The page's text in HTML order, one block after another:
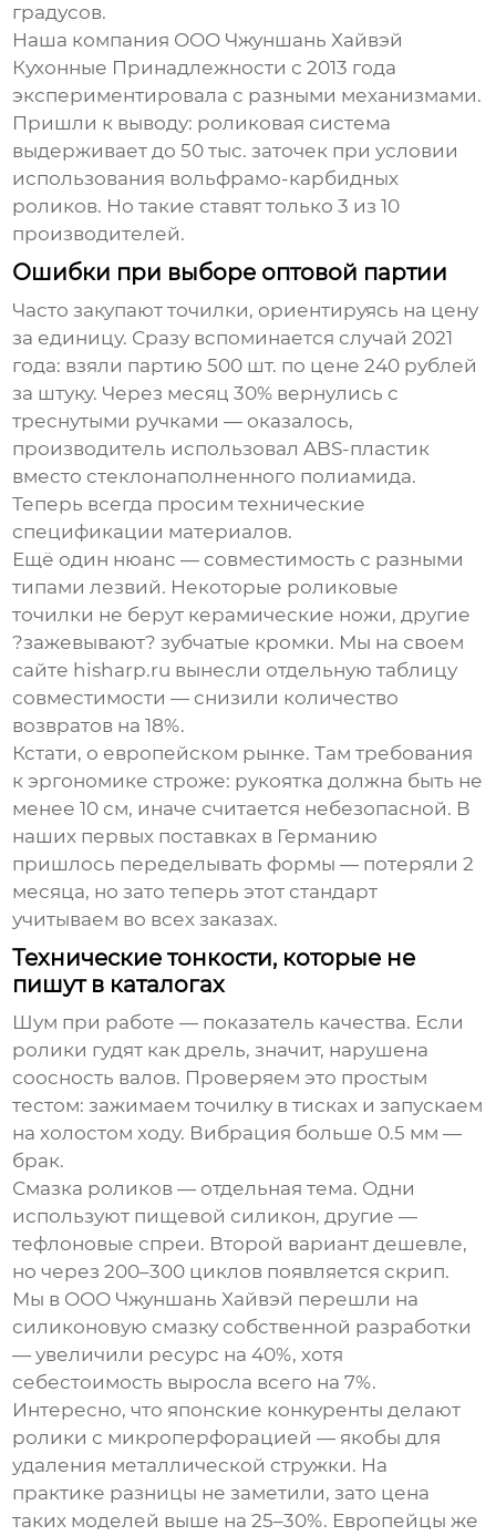
градусов.
Наша компания ООО Чжуншань Хайвэй
Кухонные Принадлежности с 2013 года
экспериментировала с разными механизмами.
Пришли к выводу: роликовая система
выдерживает до 50 тыс. заточек при условии
использования вольфрамо-карбидных
роликов. Но такие ставят только 3 из 10
производителей.
Ошибки при выборе оптовой партии
Часто закупают точилки, ориентируясь на цену
за единицу. Сразу вспоминается случай 2021
года: взяли партию 500 шт. по цене 240 рублей
за штуку. Через месяц 30% вернулись с
треснутыми ручками — оказалось,
производитель использовал ABS-пластик
вместо стеклонаполненного полиамида.
Теперь всегда просим технические
спецификации материалов.
Ещё один нюанс — совместимость с разными
типами лезвий. Некоторые роликовые
точилки не берут керамические ножи, другие
?зажевывают? зубчатые кромки. Мы на своем
сайте hisharp.ru вынесли отдельную таблицу
совместимости — снизили количество
возвратов на 18%.
Кстати, о европейском рынке. Там требования
к эргономике строже: рукоятка должна быть не
менее 10 см, иначе считается небезопасной. В
наших первых поставках в Германию
пришлось переделывать формы — потеряли 2
месяца, но зато теперь этот стандарт
учитываем во всех заказах.
Технические тонкости, которые не
пишут в каталогах
Шум при работе — показатель качества. Если
ролики гудят как дрель, значит, нарушена
соосность валов. Проверяем это простым
тестом: зажимаем точилку в тисках и запускаем
на холостом ходу. Вибрация больше 0.5 мм —
брак.
Смазка роликов — отдельная тема. Одни
используют пищевой силикон, другие —
тефлоновые спреи. Второй вариант дешевле,
но через 200–300 циклов появляется скрип.
Мы в ООО Чжуншань Хайвэй перешли на
силиконовую смазку собственной разработки
— увеличили ресурс на 40%, хотя
себестоимость выросла всего на 7%.
Интересно, что японские конкуренты делают
ролики с микроперфорацией — якобы для
удаления металлической стружки. На
практике разницы не заметили, зато цена
таких моделей выше на 25–30%. Европейцы же